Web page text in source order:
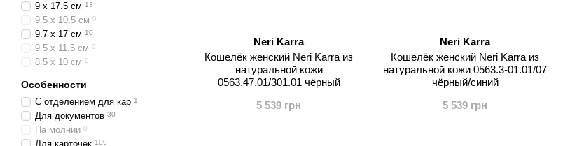
Neri Karra
Кошелёк женский Neri Karra из
натуральной кожи
0563.47.01/301.01 чёрный
5 539 грн
Neri Karra
Кошелёк женский Neri Karra из
натуральной кожи 0563.3-01.01/07
чёрный/синий
5 539 грн
9 x 17.5 см 13
9.5 x 10.5 см 0
9.7 x 17 см 10
9.5 x 11.5 см 0
8.5 x 10 см 0
Особенности
С отделением для кар 1
Для документов 30
На молнии 0
Для карточек 109